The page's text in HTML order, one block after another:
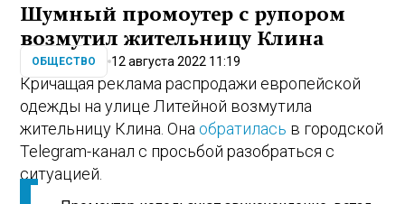
Шумный промоутер с рупором
возмутил жительницу Клина
ОБЩЕСТВО 12 августа 2022 11:19
Кричащая реклама распродажи европейской
одежды на улице Литейной возмутила
жительницу Клина. Она обратилась в городской
Telegram-канал с просьбой разобраться с
ситуацией.